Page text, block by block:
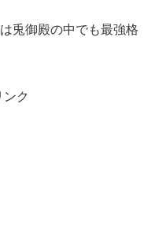
兎御殿の中でも最強格
ンク